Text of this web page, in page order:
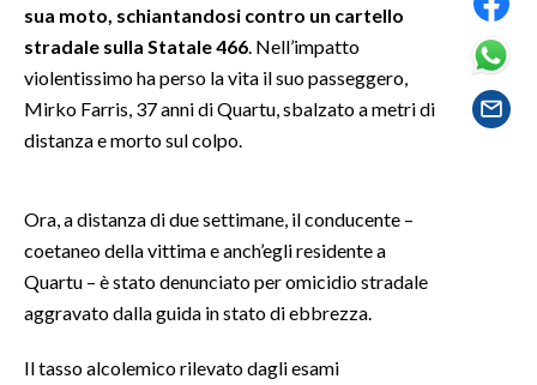
SARDEGNA TURISMO
SARDI NEL MONDO
NOTIZIE
EVENTI
#CARAUNIONE
INSULARITÀ
sua moto, schiantandosi contro un cartello
stradale sulla Statale 466 . Nell’impatto
violentissimo ha perso la vita il suo passeggero,
Mirko Farris, 37 anni di Quartu, sbalzato a metri di
distanza e morto sul colpo.
Ora, a distanza di due settimane, il conducente –
coetaneo della vittima e anch’egli residente a
Quartu – è stato denunciato per omicidio stradale
aggravato dalla guida in stato di ebbrezza.
Il tasso alcolemico rilevato dagli esami